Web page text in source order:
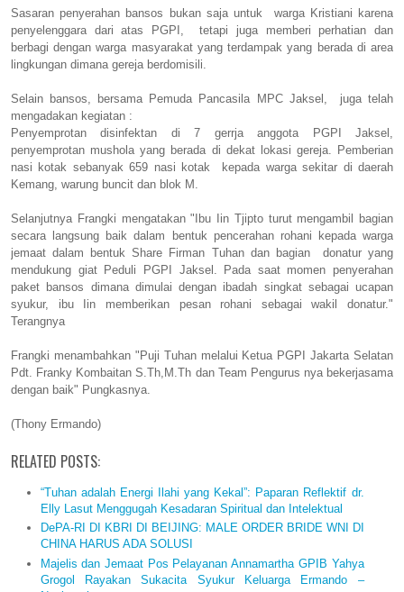
Sasaran penyerahan bansos bukan saja untuk warga Kristiani karena
penyelenggara dari atas PGPI, tetapi juga memberi perhatian dan
berbagi dengan warga masyarakat yang terdampak yang berada di area
lingkungan dimana gereja berdomisili.
Selain bansos, bersama Pemuda Pancasila MPC Jaksel, juga telah
mengadakan kegiatan :
Penyemprotan disinfektan di 7 gerrja anggota PGPI Jaksel,
penyemprotan mushola yang berada di dekat lokasi gereja. Pemberian
nasi kotak sebanyak 659 nasi kotak kepada warga sekitar di daerah
Kemang, warung buncit dan blok M.
Selanjutnya Frangki mengatakan "Ibu Iin Tjipto turut mengambil bagian
secara langsung baik dalam bentuk pencerahan rohani kepada warga
jemaat dalam bentuk Share Firman Tuhan dan bagian donatur yang
mendukung giat Peduli PGPI Jaksel. Pada saat momen penyerahan
paket bansos dimana dimulai dengan ibadah singkat sebagai ucapan
syukur, ibu Iin memberikan pesan rohani sebagai wakil donatur."
Terangnya
Frangki menambahkan "Puji Tuhan melalui Ketua PGPI Jakarta Selatan
Pdt. Franky Kombaitan S.Th,M.Th dan Team Pengurus nya bekerjasama
dengan baik" Pungkasnya.
(Thony Ermando)
RELATED POSTS:
“Tuhan adalah Energi Ilahi yang Kekal”: Paparan Reflektif dr.
Elly Lasut Menggugah Kesadaran Spiritual dan Intelektual
DePA-RI DI KBRI DI BEIJING: MALE ORDER BRIDE WNI DI
CHINA HARUS ADA SOLUSI
Majelis dan Jemaat Pos Pelayanan Annamartha GPIB Yahya
Grogol Rayakan Sukacita Syukur Keluarga Ermando –